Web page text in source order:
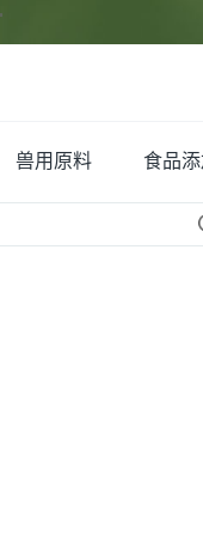
兽用原料 食品添